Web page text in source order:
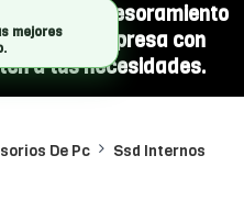
y recibí asesoramiento
a tu empresa con
a tus necesidades.
De Pc Ssd Internos
mejores